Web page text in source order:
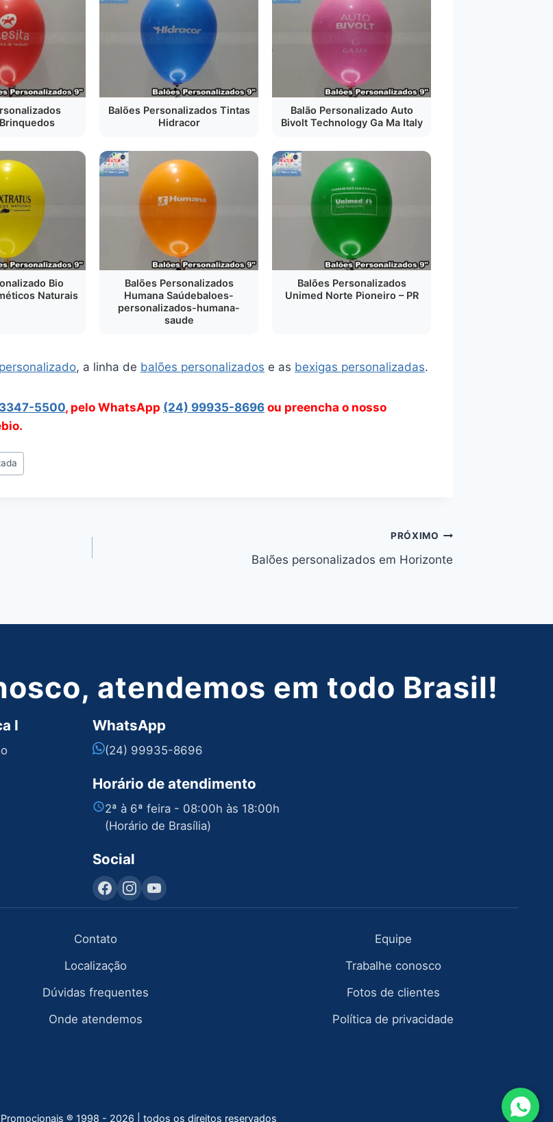
Balões Personalizados Tintas
Hidracor
Balão Personalizado Auto
Bivolt Technology Ga Ma Italy
Bio
Naturais
Balões Personalizados
Humana Saúdebaloes-
personalizados-humana-
saude
Balões Personalizados
Unimed Norte Pioneiro – PR
, a linha de balões personalizados e as bexigas personalizadas.
5500, pelo WhatsApp (24) 99935-8696 ou preencha o nosso
PRÓXIMO
Balões personalizados em Horizonte
atendemos em todo Brasil!
I WhatsApp
(24) 99935-8696
Horário de atendimento
2ª à 6ª feira - 08:00h às 18:00h
(Horário de Brasília)
Social
Contato
Localização
Dúvidas frequentes
Onde atendemos
Equipe
Trabalhe conosco
Fotos de clientes
Política de privacidade
Promocionais ® 1998 - 2026 | todos os direitos reservados